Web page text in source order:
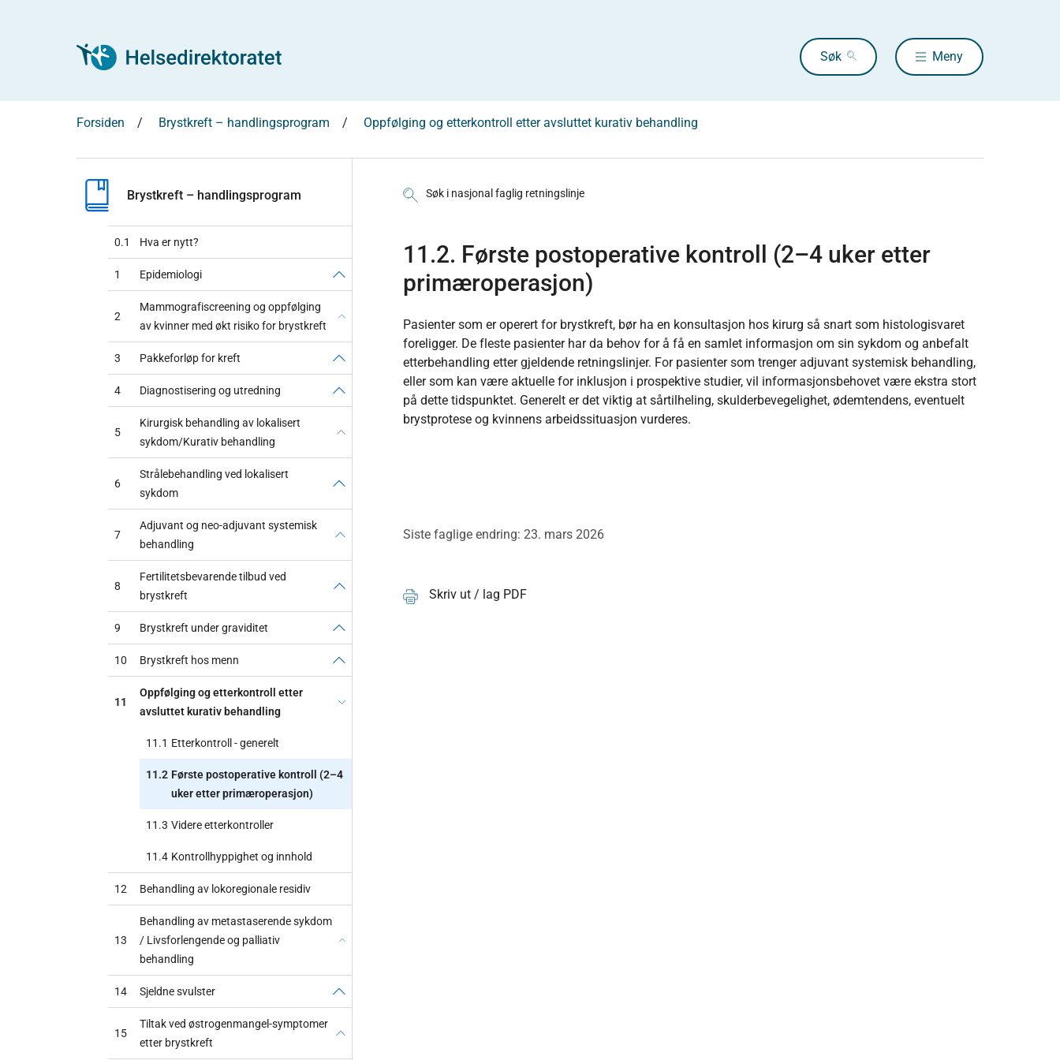
Søk Meny
Forsiden Brystkreft – handlingsprogram Oppfølging og etterkontroll etter avsluttet kurativ behandling
Brystkreft – handlingsprogram
0.1 Hva er nytt?
1 Epidemiologi
2
Mammografiscreening og oppfølging
av kvinner med økt risiko for brystkreft
3 Pakkeforløp for kreft
4 Diagnostisering og utredning
5
Kirurgisk behandling av lokalisert
sykdom/Kurativ behandling
6
Strålebehandling ved lokalisert
sykdom
7
Adjuvant og neo-adjuvant systemisk
behandling
8
Fertilitetsbevarende tilbud ved
brystkreft
9 Brystkreft under graviditet
10 Brystkreft hos menn
11
Oppfølging og etterkontroll etter
avsluttet kurativ behandling
11.1 Etterkontroll - generelt
11.2 Første postoperative kontroll (2–4
uker etter primæroperasjon)
11.3 Videre etterkontroller
11.4 Kontrollhyppighet og innhold
12 Behandling av lokoregionale residiv
13
Behandling av metastaserende sykdom
/ Livsforlengende og palliativ
behandling
14 Sjeldne svulster
15
Tiltak ved østrogenmangel-symptomer
etter brystkreft
Søk i nasjonal faglig retningslinje
11.2. Første postoperative kontroll (2–4 uker etter
primæroperasjon)
Pasienter som er operert for brystkreft, bør ha en konsultasjon hos kirurg så snart som histologisvaret
foreligger. De fleste pasienter har da behov for å få en samlet informasjon om sin sykdom og anbefalt
etterbehandling etter gjeldende retningslinjer. For pasienter som trenger adjuvant systemisk behandling,
eller som kan være aktuelle for inklusjon i prospektive studier, vil informasjonsbehovet være ekstra stort
på dette tidspunktet. Generelt er det viktig at sårtilheling, skulderbevegelighet, ødemtendens, eventuelt
brystprotese og kvinnens arbeidssituasjon vurderes.
Siste faglige endring: 23. mars 2026
Skriv ut / lag PDF